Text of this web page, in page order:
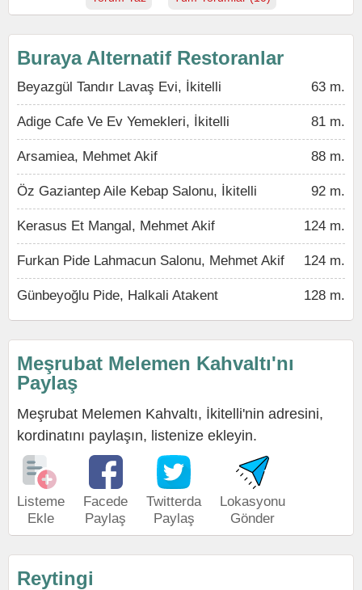
Buraya Alternatif Restoranlar
Beyazgül Tandır Lavaş Evi, İkitelli 63 m.
Adige Cafe Ve Ev Yemekleri, İkitelli 81 m.
Arsamiea, Mehmet Akif 88 m.
Öz Gaziantep Aile Kebap Salonu, İkitelli 92 m.
Kerasus Et Mangal, Mehmet Akif 124 m.
Furkan Pide Lahmacun Salonu, Mehmet Akif 124 m.
Günbeyoğlu Pide, Halkali Atakent 128 m.
Meşrubat Melemen Kahvaltı'nı
Paylaş
Meşrubat Melemen Kahvaltı, İkitelli'nin adresini,
kordinatını paylaşın, listenize ekleyin.
Listeme
Ekle
Facede
Paylaş
Twitterda
Paylaş
Lokasyonu
Gönder
Reytingi